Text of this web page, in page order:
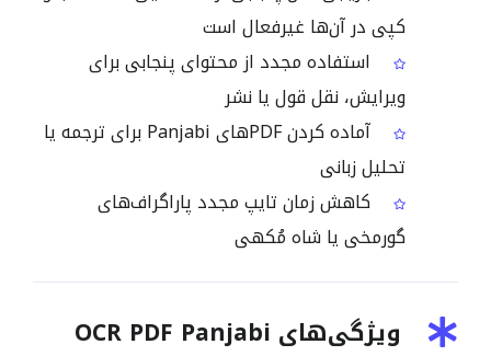
کپی در آن‌ها غیرفعال است
استفاده مجدد از محتوای پنجابی برای
ویرایش، نقل قول یا نشر
آماده کردن PDFهای Panjabi برای ترجمه یا
تحلیل زبانی
کاهش زمان تایپ مجدد پاراگراف‌های
گورمخی یا شاہ مُکھی
ویژگی‌های OCR PDF Panjabi